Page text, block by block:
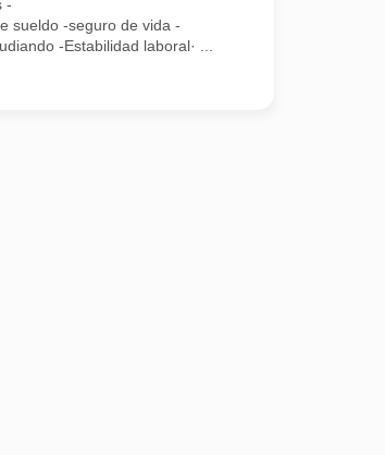
-
sueldo -seguro de vida -
-Estabilidad laboral· ...